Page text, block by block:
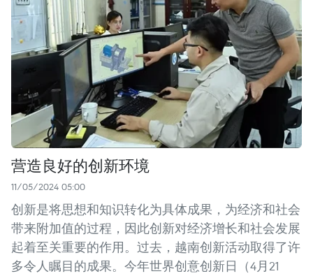
营造良好的创新环境
11/05/2024 05:00
创新是将思想和知识转化为具体成果，为经济和社会
带来附加值的过程，因此创新对经济增长和社会发展
起着至关重要的作用。过去，越南创新活动取得了许
多令人瞩目的成果。今年世界创意创新日（4月21